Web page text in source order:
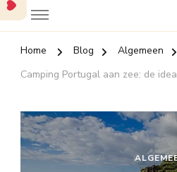
Home Blog
Algemeen
Camping Portugal aan zee: de